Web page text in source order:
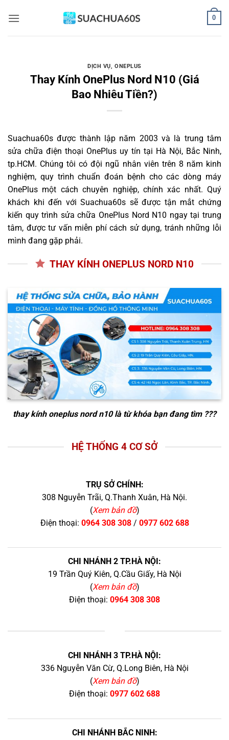
qua
0
DỊCH VỤ,ONEPLUS
Thay Kính OnePlus Nord N10 (Giá
Bao Nhiêu Tiền?)
Suachua60s được thành lập năm 2003 và là trung tâm
sửa chữa điện thoại OnePlus uy tín tại Hà Nội, Bắc Ninh,
tp.HCM. Chúng tôi có đội ngũ nhân viên trên 8 năm kinh
nghiệm, quy trình chuẩn đoán bệnh cho các dòng máy
OnePlus một cách chuyên nghiệp, chính xác nhất. Quý
khách khi đến với Suachua60s sẽ được tận mắt chứng
kiến quy trình sửa chữa OnePlus Nord N10 ngay tại trung
tâm, được tư vấn miễn phí cách sử dụng, tránh những lỗi
mình đang gặp phải.
THAY KÍNH ONEPLUS NORD N10
thay kính oneplus nord n10là từ khóa bạn đang tìm ???
HỆ THỐNG 4 CƠ SỞ
TRỤ SỞ CHÍNH:
308 Nguyễn Trãi, Q.Thanh Xuân, Hà Nội.
(Xem bản đồ)
Điện thoại: 0964 308 308/ 0977 602 688
CHI NHÁNH 2 TP.HÀ NỘI:
19 Trần Quý Kiên, Q.Cầu Giấy, Hà Nội
(Xem bản đồ)
Điện thoại: 0964 308 308
CHI NHÁNH 3 TP.HÀ NỘI:
336 Nguyễn Văn Cừ, Q.Long Biên, Hà Nội
(Xem bản đồ)
Điện thoại: 0977 602 688
CHI NHÁNH BẮC NINH: